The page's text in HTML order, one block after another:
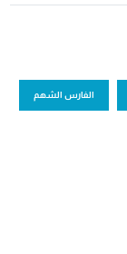
الفارس الشهم